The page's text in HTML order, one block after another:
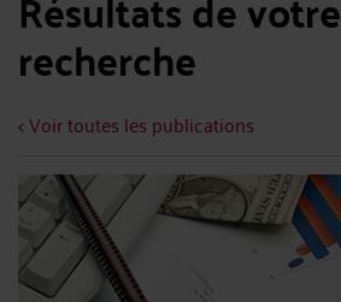
recherche
< Voir toutes les publications